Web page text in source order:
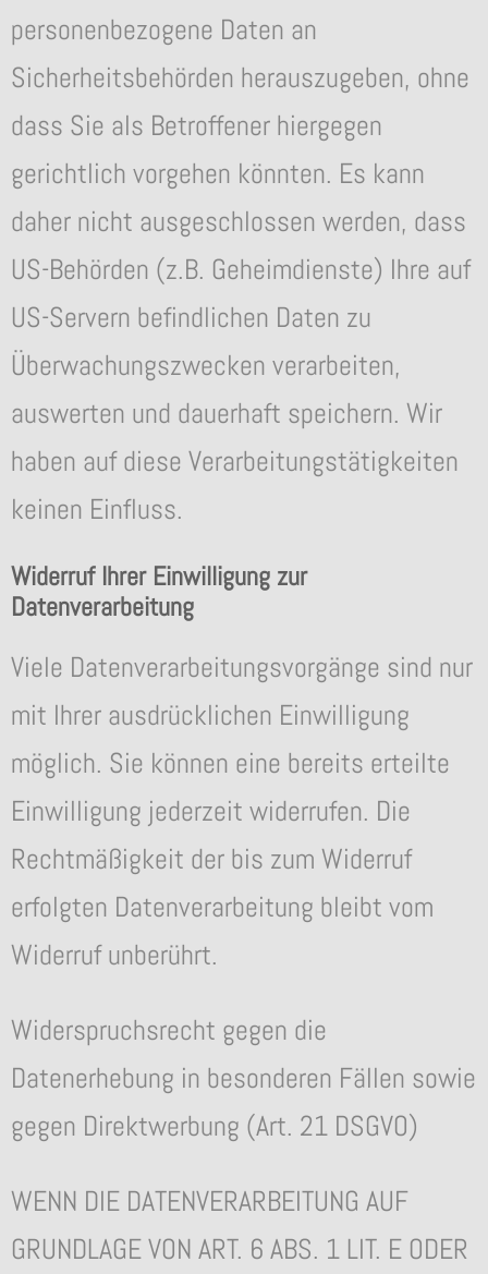
personenbezogene Daten an
Sicherheitsbehörden herauszugeben, ohne
dass Sie als Betroffener hiergegen
gerichtlich vorgehen könnten. Es kann
daher nicht ausgeschlossen werden, dass
US-Behörden (z.B. Geheimdienste) Ihre auf
US-Servern befindlichen Daten zu
Überwachungszwecken verarbeiten,
auswerten und dauerhaft speichern. Wir
haben auf diese Verarbeitungstätigkeiten
keinen Einfluss.
Widerruf Ihrer Einwilligung zur
Datenverarbeitung
Viele Datenverarbeitungsvorgänge sind nur
mit Ihrer ausdrücklichen Einwilligung
möglich. Sie können eine bereits erteilte
Einwilligung jederzeit widerrufen. Die
Rechtmäßigkeit der bis zum Widerruf
erfolgten Datenverarbeitung bleibt vom
Widerruf unberührt.
Widerspruchsrecht gegen die
Datenerhebung in besonderen Fällen sowie
gegen Direktwerbung (Art. 21 DSGVO)
WENN DIE DATENVERARBEITUNG AUF
GRUNDLAGE VON ART. 6 ABS. 1 LIT. E ODER